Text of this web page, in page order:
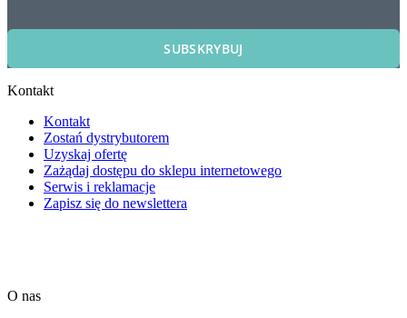
SUBSKRYBUJ
Kontakt
Kontakt
Zostań dystrybutorem
Uzyskaj ofertę
Zażądaj dostępu do sklepu internetowego
Serwis i reklamacje
Zapisz się do newslettera
O nas